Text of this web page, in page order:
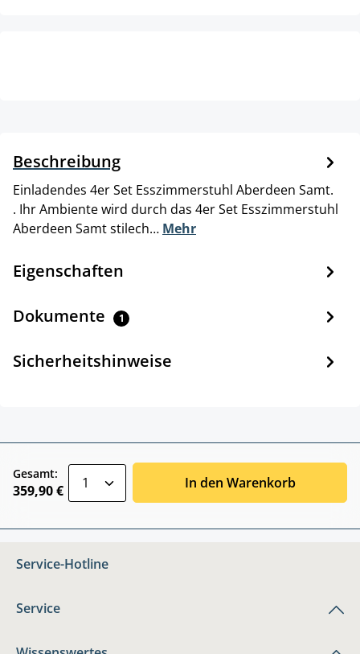
Beschreibung
Einladendes 4er Set Esszimmerstuhl Aberdeen Samt.
. Ihr Ambiente wird durch das 4er Set Esszimmerstuhl
Aberdeen Samt stilech… Mehr
Eigenschaften
Dokumente 1
Sicherheitshinweise
Gesamt:
359,90 € In den Warenkorb
Service-Hotline
Service